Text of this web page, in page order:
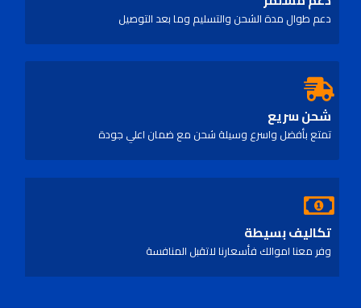
دعم طوال مدة الشحن والتسليم وما بعد التوصيل
شحن سريع
تمتع بأفضل واسرع وسيلة شحن مع ضمان اعلي جودة
تكاليف بسيطة
وفر معنا اموالك فأسعارنا لاتقبل المنافسة